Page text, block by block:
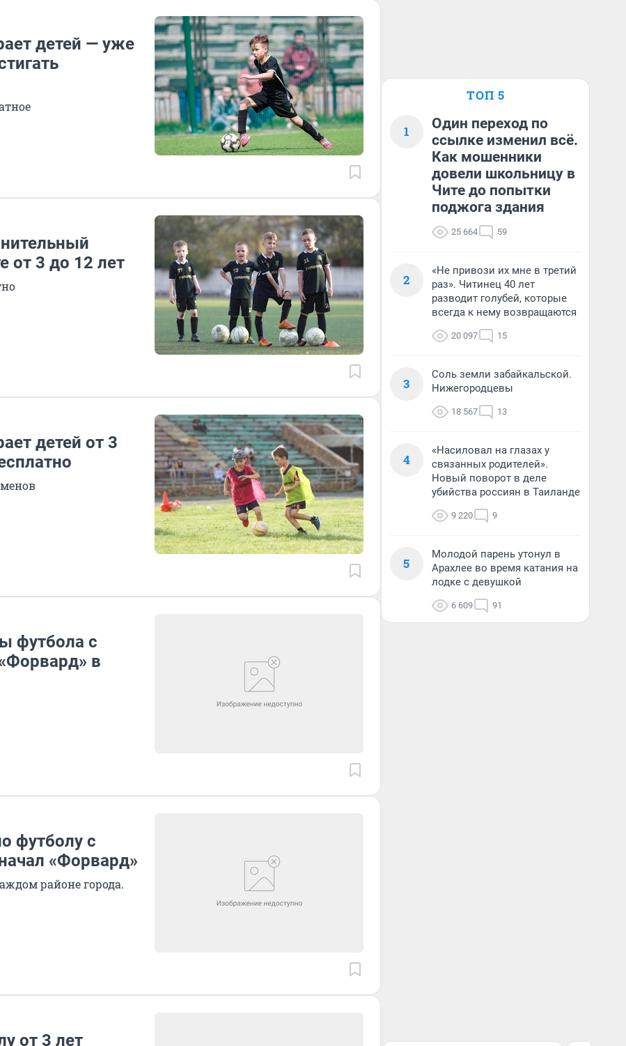
детей — уже
от 3 до 12 лет
детей от 3
футбола с
в
футболу с
«Форвард»
районе города.
от 3 лет
ТОП 5
1
Один переход по
ссылке изменил всё.
Как мошенники
довели школьницу в
Чите до попытки
поджога здания
25 664 59
2
«Не привози их мне в третий
раз». Читинец 40 лет
разводит голубей, которые
всегда к нему возвращаются
20 097 15
3
Соль земли забайкальской.
Нижегородцевы
18 567 13
4
«Насиловал на глазах у
связанных родителей».
Новый поворот в деле
убийства россиян в Таиланде
9 220 9
5
Молодой парень утонул в
Арахлее во время катания на
лодке с девушкой
6 609 91